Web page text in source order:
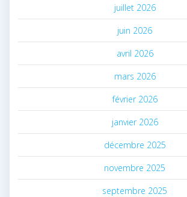
juillet 2026
juin 2026
avril 2026
mars 2026
février 2026
janvier 2026
décembre 2025
novembre 2025
septembre 2025